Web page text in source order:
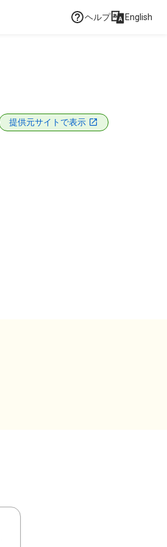
ヘルプ English
提供元サイトで表示